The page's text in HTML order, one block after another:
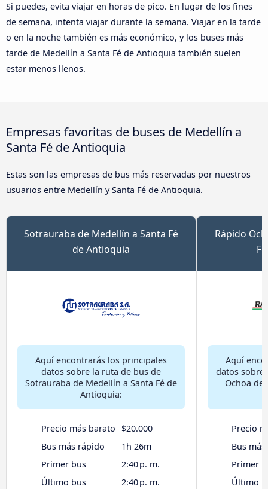
Si puedes, evita viajar en horas de pico. En lugar de los fines
de semana, intenta viajar durante la semana. Viajar en la tarde
o en la noche también es más económico, y los buses más
tarde de Medellín a Santa Fé de Antioquia también suelen
estar menos llenos.
Empresas favoritas de buses de Medellín a
Santa Fé de Antioquia
Estas son las empresas de bus más reservadas por nuestros
usuarios entre Medellín y Santa Fé de Antioquia.
Sotrauraba de Medellín a Santa Fé
de Antioquia
Aquí encontrarás los principales
datos sobre la ruta de bus de
Sotrauraba de Medellín a Santa Fé de
Antioquia:
Precio más barato
$20.000
Bus más rápido
1h 26m
Primer bus
2:40 p. m.
Último bus
2:40 p. m.
Rápido
Aquí
datos sobre
Ochoa de
Precio
Bus
Primer
Último